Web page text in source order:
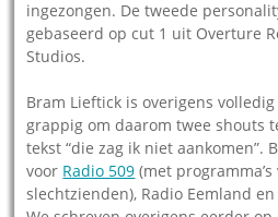
ingezongen. De tweede
gebaseerd op cut 1 uit Overture
Studios.
Bram Lieftick is overigens
grappig om daarom twee shouts
tekst “die zag ik niet aankomen”.
voor Radio 509 (met
slechtzienden), Radio Eemland